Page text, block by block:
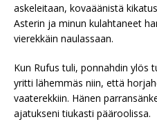
askeleitaan, kovaäänistä
Asterin ja minun kulahtaneet
vierekkäin naulassaan.
Kun Rufus tuli, ponnahdin ylös
yritti lähemmäs niin, että
vaaterekkiin. Hänen
ajatukseni tiukasti pääroolissa.